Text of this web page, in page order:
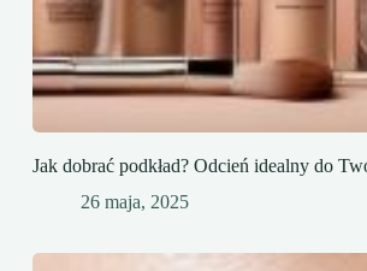
Jak dobrać podkład? Odcień idealny do
26 maja, 2025